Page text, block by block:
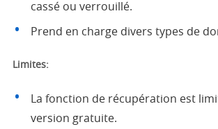
cassé ou verrouillé.
Prend en charge divers types de
Limites:
La fonction de récupération est
version gratuite.